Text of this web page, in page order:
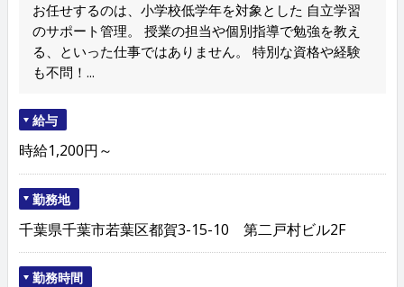
お任せするのは、小学校低学年を対象とした 自立学習
のサポート管理。 授業の担当や個別指導で勉強を教え
る、といった仕事ではありません。 特別な資格や経験
も不問！...
給与
時給1,200円～
勤務地
千葉県千葉市若葉区都賀3-15-10 第二戸村ビル2F
勤務時間